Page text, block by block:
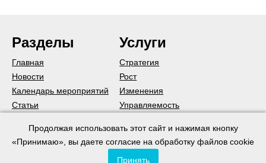
Разделы Услуги
Главная
Новости
Календарь мероприятий
Статьи
Стратегия
Рост
Изменения
Управляемость
Коммуникации
Постановка менеджмента
Продолжая использовать этот сайт и нажимая кнопку
«Принимаю», вы даете согласие на обработку файлов cookie
Принять